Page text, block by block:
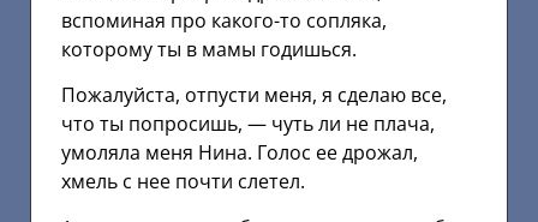
вспоминая про какого-то сопляка,
которому ты в мамы годишься.
Пожалуйста, отпусти меня, я сделаю все,
что ты попросишь, — чуть ли не плача,
умоляла меня Нина. Голос ее дрожал,
хмель с нее почти слетел.